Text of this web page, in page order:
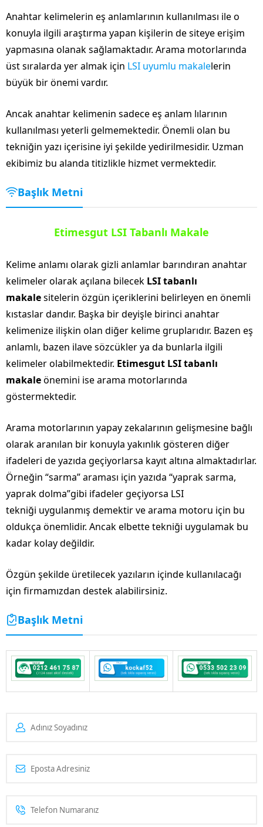
Anahtar kelimelerin eş anlamlarının kullanılması ile o
konuyla ilgili araştırma yapan kişilerin de siteye erişim
yapmasına olanak sağlamaktadır. Arama motorlarında
üst sıralarda yer almak için LSI uyumlu makalelerin
büyük bir önemi vardır.
Ancak anahtar kelimenin sadece eş anlam lılarının
kullanılması yeterli gelmemektedir. Önemli olan bu
tekniğin yazı içerisine iyi şekilde yedirilmesidir. Uzman
ekibimiz bu alanda titizlikle hizmet vermektedir.
Başlık Metni
Etimesgut LSI Tabanlı Makale
Kelime anlamı olarak gizli anlamlar barındıran anahtar
kelimeler olarak açılana bilecek LSI tabanlı
makalesitelerin özgün içeriklerini belirleyen en önemli
kıstaslar dandır. Başka bir deyişle birinci anahtar
kelimenize ilişkin olan diğer kelime gruplarıdır. Bazen eş
anlamlı, bazen ilave sözcükler ya da bunlarla ilgili
kelimeler olabilmektedir. Etimesgut LSI tabanlı
makaleönemini ise arama motorlarında
göstermektedir.
Arama motorlarının yapay zekalarının gelişmesine bağlı
olarak aranılan bir konuyla yakınlık gösteren diğer
ifadeleri de yazıda geçiyorlarsa kayıt altına almaktadırlar.
Örneğin “sarma” araması için yazıda “yaprak sarma,
yaprak dolma”gibi ifadeler geçiyorsa LSI
tekniği uygulanmış demektir ve arama motoru için bu
oldukça önemlidir. Ancak elbette tekniği uygulamak bu
kadar kolay değildir.
Özgün şekilde üretilecek yazıların içinde kullanılacağı
için firmamızdan destek alabilirsiniz.
Başlık Metni